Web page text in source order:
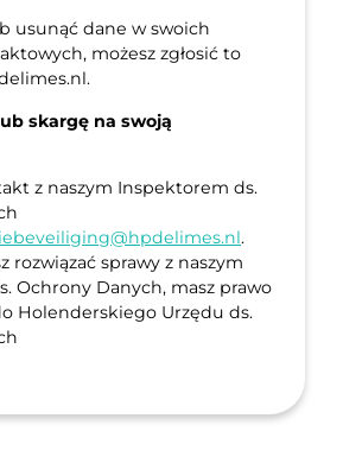
usunąć dane w swoich
możesz zgłosić to
skargę na swoją
z naszym Inspektorem ds.
.
rozwiązać sprawy z naszym
Ochrony Danych, masz prawo
Holenderskiego Urzędu ds.